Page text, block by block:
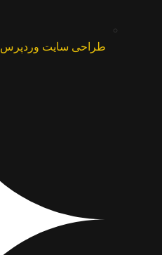
طراحی سایت وردپرس